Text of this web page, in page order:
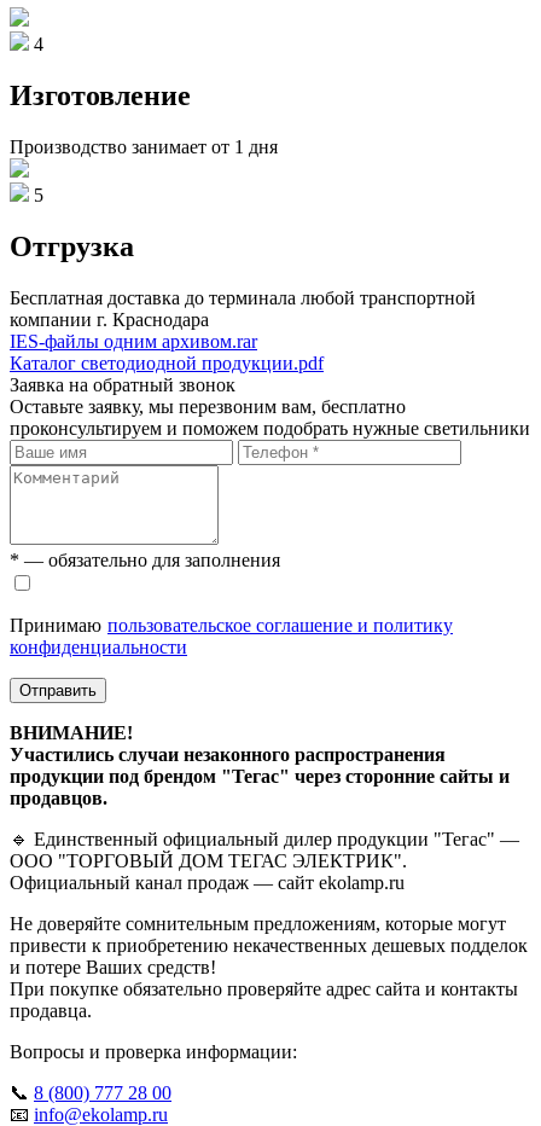
4
Изготовление
Производство занимает от 1 дня
5
Отгрузка
Бесплатная доставка до терминала любой транспортной
компании г. Краснодара
IES-файлы одним архивом.rar
Каталог светодиодной продукции.pdf
Заявка на обратный звонок
Оставьте заявку, мы перезвоним вам, бесплатно
проконсультируем и поможем подобрать нужные светильники
* — обязательно для заполнения
Принимаю пользовательское соглашение и политику
конфиденциальности
Отправить
ВНИМАНИЕ!
Участились случаи незаконного распространения
продукции под брендом "Тегас" через сторонние сайты и
продавцов.
🔹 Единственный официальный дилер продукции "Тегас" —
ООО "ТОРГОВЫЙ ДОМ ТЕГАС ЭЛЕКТРИК".
Официальный канал продаж — сайт ekolamp.ru
Не доверяйте сомнительным предложениям, которые могут
привести к приобретению некачественных дешевых подделок
и потере Ваших средств!
При покупке обязательно проверяйте адрес сайта и контакты
продавца.
Вопросы и проверка информации:
📞 8 (800) 777 28 00
📧 info@ekolamp.ru